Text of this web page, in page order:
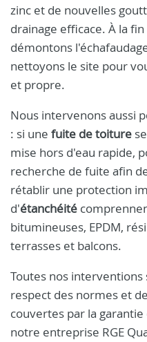
zinc et de nouvelles
drainage efficace. À la
démontons
nettoyons le site pour
et propre.
Nous intervenons aussi
: si une fuite de toiture
mise hors d'eau rapide,
recherche de fuite afin
rétablir une protection
d'étanchéité
bitumineuses, EPDM,
terrasses et balcons.
Toutes nos interventions
respect des normes et
couvertes par la
notre entreprise RGE